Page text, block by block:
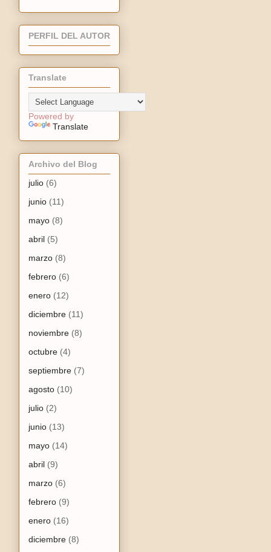
PERFIL DEL AUTOR
Translate
Powered by
Translate
Archivo del Blog
julio (6)
junio (11)
mayo (8)
abril (5)
marzo (8)
febrero (6)
enero (12)
diciembre (11)
noviembre (8)
octubre (4)
septiembre (7)
agosto (10)
julio (2)
junio (13)
mayo (14)
abril (9)
marzo (6)
febrero (9)
enero (16)
diciembre (8)